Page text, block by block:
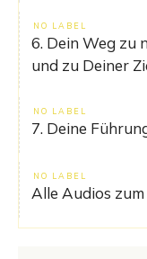
NO LABEL
6. Dein Weg zu
und zu Deiner
NO LABEL
7. Deine
NO LABEL
Alle Audios